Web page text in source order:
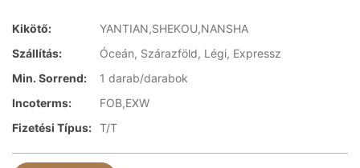
Kikötő:
YANTIAN,SHEKOU,NANSHA
Szállítás:
Óceán, Szárazföld, Légi, Expressz
Min. Sorrend:
1 darab/darabok
Incoterms:
FOB,EXW
Fizetési Típus: T/T